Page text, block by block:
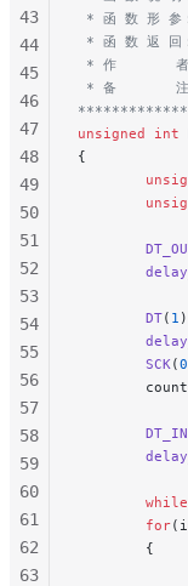
* 函 数 形 参
* 函 数 返 回
* 作       者
* 备       注
unsigned int
{
        DT
( 1
        SCK
(0
        count
        DT_IN
        while
        for
(i
        {
43
44
45
46
47
48
49
50
51
52
53
54
55
56
57
58
59
60
61
62
63